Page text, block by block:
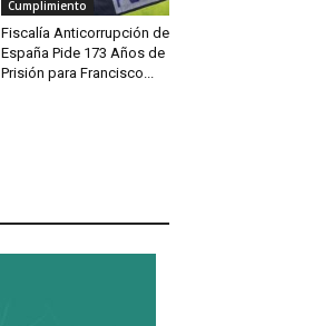
Cumplimiento
Fiscalía Anticorrupción de
España Pide 173 Años de
Prisión para Francisco...